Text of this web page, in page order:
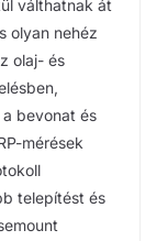
válthatnak át
olyan nehéz
olaj- és
bevonat és
mérések
telepítést és